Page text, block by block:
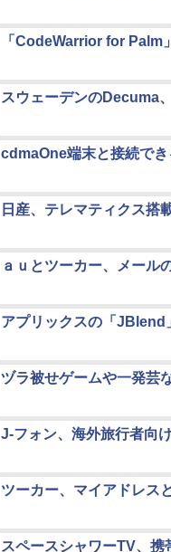
「CodeWarrior for Palm
スウェーデンのDecuma
cdmaOne端末と接続で
日産、テレマティクス搭
ａｕとツーカー、メール
アプリックスの「JBlend
ヅラ被せゲームや一発芸
J-フォン、海外旅行者向
ツーカー、マイアドレス
スペースシャワーTV、